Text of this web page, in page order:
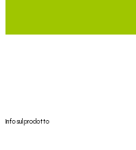
Info sul prodotto